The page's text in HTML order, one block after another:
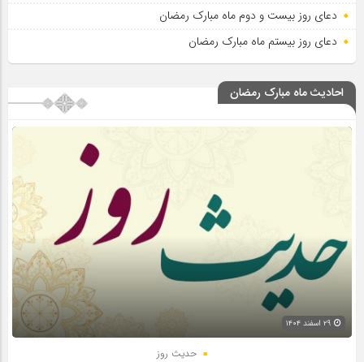
دعای روز بیست و دوم ماه مبارک رمضان
دعای روز بیستم ماه مبارک رمضان
احادیث ماه مبارک رمضان
حدیث روز